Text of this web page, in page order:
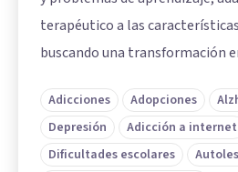
terapéutico a las
buscando una transformación
Adicciones Adopciones
Depresión
Adicción a internet
Dificultades escolares